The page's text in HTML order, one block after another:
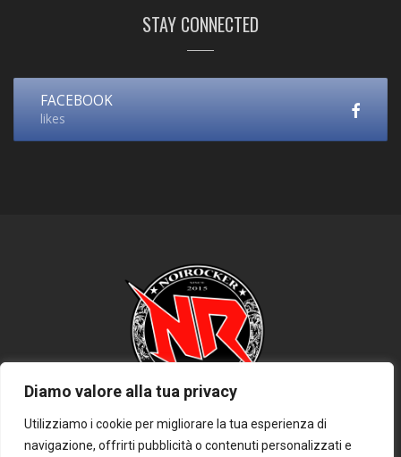
Diamo valore alla tua privacy
Utilizziamo i cookie per migliorare la tua esperienza di
navigazione, offrirti pubblicità o contenuti personalizzati e
STAY CONNECTED
FACEBOOK
likes